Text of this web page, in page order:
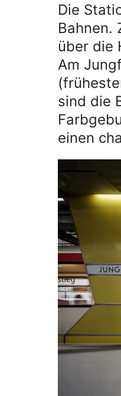
Die
Bahnen.
über die
Am
sind die
einen